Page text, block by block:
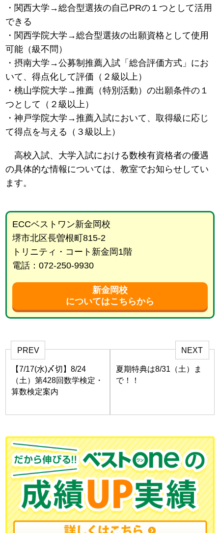
・関西大学→総合型選抜の自己PRの１つとして活用
できる
・関西学院大学→総合型選抜の出願資格として使用
可能（級不問）
・摂南大学→公募制推薦入試「総合評価方式」にお
いて、得点化して評価（２級以上）
・桃山学院大学→推薦（特別活動）の出願条件の１
つとして（２級以上）
・神戸学院大学→推薦入試において、取得級に応じ
て得点を与える（３級以上）
高校入試、大学入試における数検有資格者の優遇
の具体的な情報については、教室でお知らせしてい
ます。
ECCベストワン新金岡校
堺市北区長曽根町815-2
トリニティ・コート新金岡1階
電話：072-250-9930
新金岡校
についてはこちらから
PREV
【7/17(水)〆切】8/24
（土）第428回数学検定・
算数検定案内
NEXT
夏期特典は8/31（土）ま
で！！